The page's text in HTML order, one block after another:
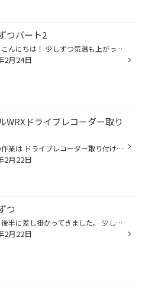
つパート2
皆様、こんにちは！ 少しずつ気温も上がってきており、過ごしやすくなってきましたね！ 季節の変わり目に風邪などひかないように気をつけましょうね！
2月24日
WRXドライブレコーダー取り
今回の作業は ドライブレコーダー取り付け カロッツェリァのDVR30 リアのバックカメラのデータも 取り込める設定がついています。 (取り付け配線&分配器等必要です。) このセットでより安心ですね。
2月22日
つ
２月も後半に差し掛かってきました。 少しずつ暖かくなってきているような 気がしますね。 という事で悩みごと。 スタッドレスをいつはずそうかなあ？ 僕だけではないと思います。 週間天気見ながら もう少し悩んでみようかと思います。 脱着作業も作業予約を承っています。 お気軽にご連絡お待ちし...
2月22日